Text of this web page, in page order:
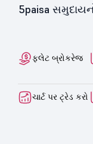
5paisa
ફ્લેટ બ્રોકરેજ
ચાર્ટ પર ટ્રેડ કરો